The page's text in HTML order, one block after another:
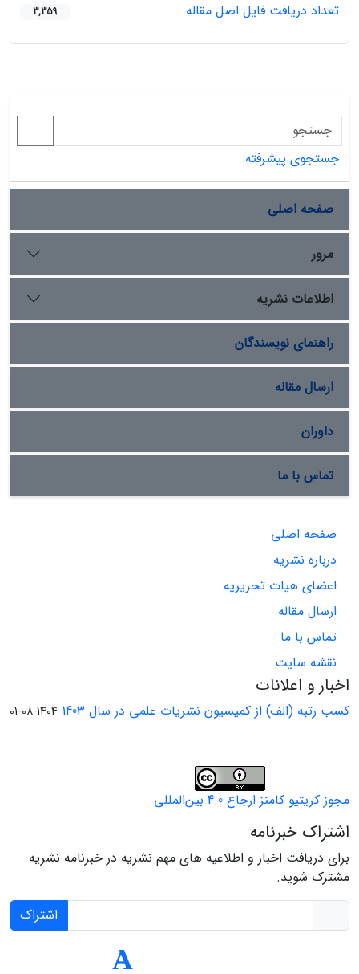
تعداد دریافت فایل اصل مقاله 3,359
جستجوی پیشرفته
صفحه اصلی
مرور
اطلاعات نشریه
راهنمای نویسندگان
ارسال مقاله
داوران
تماس با ما
صفحه اصلی
درباره نشریه
اعضای هیات تحریریه
ارسال مقاله
تماس با ما
نقشه سایت
اخبار و اعلانات
کسب رتبه (الف) از کمیسیون نشریات علمی در سال 1403 1404-08-01
مجوز کریتیو کامنز ارجاع 4.0 بین‌المللی
اشتراک خبرنامه
برای دریافت اخبار و اطلاعیه های مهم نشریه در خبرنامه نشریه
مشترک شوید.
اشتراک